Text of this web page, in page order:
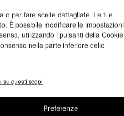
o per fare scelte dettagliate. Le tue
È possibile modificare le impostazioni
utilizzando i pulsanti della Cookie
nella parte inferiore dello
su questi scopi
Preferenze
e assicurando
per ogni specifico
rendendo
soluzione
per le macchine
superiore